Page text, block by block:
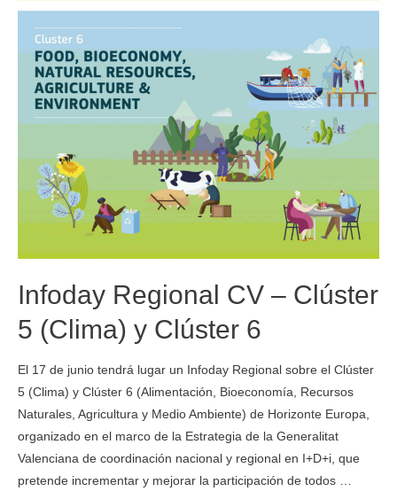
Infoday Regional CV – Clúster
5 (Clima) y Clúster 6
El 17 de junio tendrá lugar un Infoday Regional sobre el Clúster
5 (Clima) y Clúster 6 (Alimentación, Bioeconomía, Recursos
Naturales, Agricultura y Medio Ambiente) de Horizonte Europa,
organizado en el marco de la Estrategia de la Generalitat
Valenciana de coordinación nacional y regional en I+D+i, que
pretende incrementar y mejorar la participación de todos …